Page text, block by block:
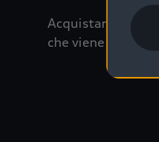
Acquistare
che viene